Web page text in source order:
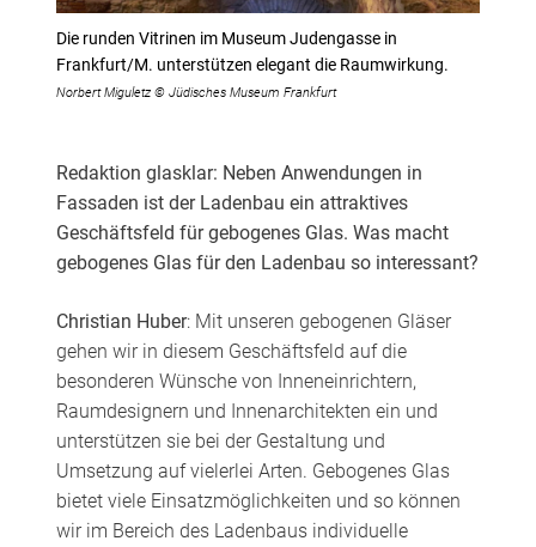
Die runden Vitrinen im Museum Judengasse in
Frankfurt/M. unterstützen elegant die Raumwirkung.
Norbert Miguletz © Jüdisches Museum Frankfurt
Redaktion glasklar: Neben Anwendungen in
Fassaden ist der Ladenbau ein attraktives
Geschäftsfeld für gebogenes Glas. Was macht
gebogenes Glas für den Ladenbau so interessant?
Christian Huber: Mit unseren gebogenen Gläser
gehen wir in diesem Geschäftsfeld auf die
besonderen Wünsche von Inneneinrichtern,
Raumdesignern und Innenarchitekten ein und
unterstützen sie bei der Gestaltung und
Umsetzung auf vielerlei Arten. Gebogenes Glas
bietet viele Einsatzmöglichkeiten und so können
wir im Bereich des Ladenbaus individuelle